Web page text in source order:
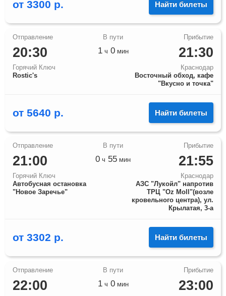
от 3300 р. Найти билеты
20:30
Горячий Ключ
Rostic's
21:30
Краснодар
Восточный обход, кафе
"Вкусно и точка"
1ч 0мин
от 5640 р. Найти билеты
21:00
Горячий Ключ
Автобусная остановка
"Новое Заречье"
21:55
Краснодар
АЗС "Лукойл" напротив
ТРЦ "Оz Moll"(возле
кровельного центра), ул.
Крылатая, 3-а
0 ч 55 мин
от 3302 р. Найти билеты
22:00 23:00
1ч 0мин